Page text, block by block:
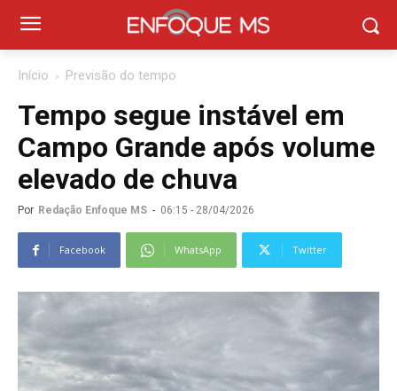
Início Previsão do tempo
Tempo segue instável em
Campo Grande após volume
elevado de chuva
Por Redação Enfoque MS - 06:15 - 28/04/2026
Facebook WhatsApp Twitter